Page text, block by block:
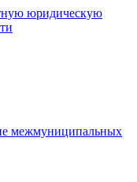
юридическую
межмуниципальных